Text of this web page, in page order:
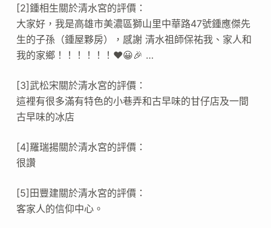
[2]鍾相生關於清水宮的評價：
大家好，我是高雄市美濃區獅山里中華路47號鍾應傑先
生的子孫（鍾屋夥房），感謝 清水祖師保祐我、家人和
我的家鄉！！！！！！❤️😀🎉 …
[3]武松宋關於清水宮的評價：
這裡有很多滿有特色的小巷弄和古早味的甘仔店及一間
古早味的冰店
[4]羅瑞揚關於清水宮的評價：
很讚
[5]田豐建關於清水宮的評價：
客家人的信仰中心。